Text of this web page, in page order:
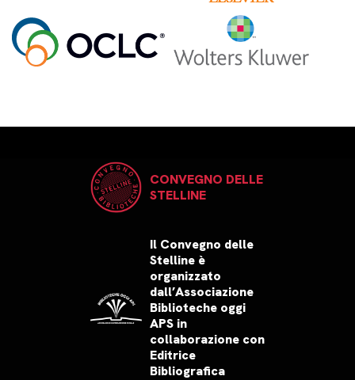
CONVEGNO DELLE
STELLINE
Il Convegno delle
Stelline è
organizzato
dall’Associazione
Biblioteche oggi
APS in
collaborazione con
Editrice
Bibliografica